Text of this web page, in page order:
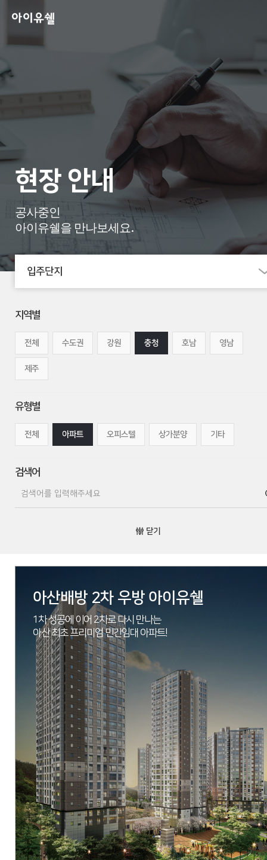
현장 안내
공사중인
아이유쉘을 만나보세요.
입주단지
지역별
전체 수도권 강원 충청 호남 영남
제주
유형별
전체 아파트 오피스텔 상가분양 기타
검색어
닫기
아산배방 2차 우방 아이유쉘
1차 성공에 이어 2차로 다시 만나는
아산 최초 프리미엄 민간임대 아파트!